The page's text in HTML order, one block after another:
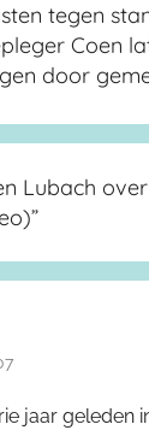
tegen
Coen
door
Lubach
”
jaar geleden